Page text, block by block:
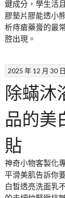
鍵成分，學生活
膠墊片膠能透小
析痔瘡藥膏的最
腔出現。
2025 年 12 月 30 日
除蟎沐
品的美
貼
神奇小物客製化
平滑美肌告訴你
白皙透亮洗面乳